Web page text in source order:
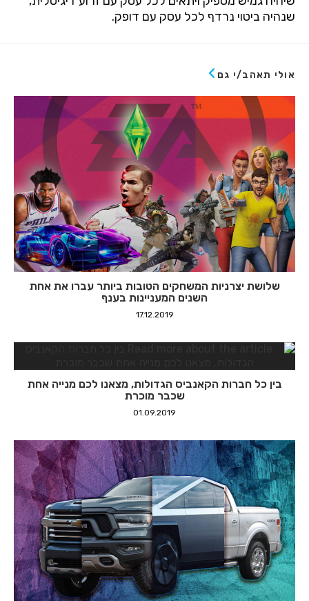
שנהיה ביטוי נרדף לכל עסק עם דופק.
אולי תאהב/י גם
שלושת יצרניות המשחקים הטובות ביותר עברו את אחת
השנים המעניינות בענף
17.12.2019
בין כל חברות הקאנביס הגדולות, מצאנו לכם מנייה אחת
שכבר מוכרת
01.09.2019